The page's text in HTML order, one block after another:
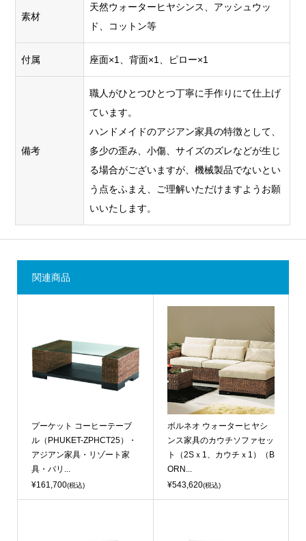
素材
天然ウォーターヒヤシンス、アッシュウッ
ド、コットン等
付属 座面×1、背面×1、ピロー×1
備考
職人がひとつひとつ丁寧に手作りにて仕上げ
ています。
ハンドメイドのアジアン家具の特徴として、
多少の歪み、小傷、サイズのズレなどが生じ
る場合がございますが、機械製品でないとい
う点をふまえ、ご理解いただけますようお願
いいたします。
関連商品
プーケット コーヒーテーブ
ル（PHUKET-ZPHCT25）・
アジアン家具・リゾート家
具・バリ...
¥161,700(税込)
ボルネオ ウォーターヒヤシ
ンス家具のカウチソファセッ
ト（2Sｘ1、カウチｘ1）（B
ORN...
¥543,620(税込)